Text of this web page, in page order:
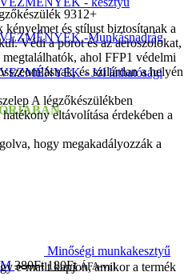
-Munkásnadrág
- Jól láthatósági
Minőségi munkakesztyű
380Ft 180Ft ÁFA-val
9312+
és stílust biztosítanak a
Védi a porot és az aeroszolokat,
ahol FFP1 védelmi
és szilárdan a helyén
A légzőkészülékben
eltávolítása érdekében a
hogy megakadályozzák a
e-mailt kapjon, amikor a termék